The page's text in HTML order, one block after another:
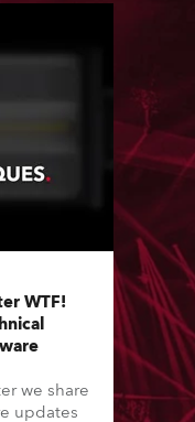
WTF!
we share
updates